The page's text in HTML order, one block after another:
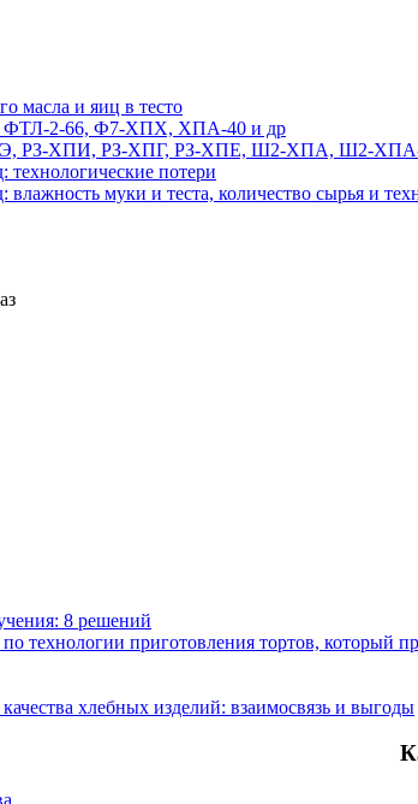
масла и яиц в тесто
ФТЛ-2-66, Ф7-ХПХ, ХПА-40 и др
РЗ-ХПИ, РЗ-ХПГ, РЗ-ХПЕ, Ш2-ХПА, Ш2-
потери
муки и теста, количество сырья и
8 решений
технологии приготовления тортов, который
хлебных изделий: взаимосвязь и выгоды